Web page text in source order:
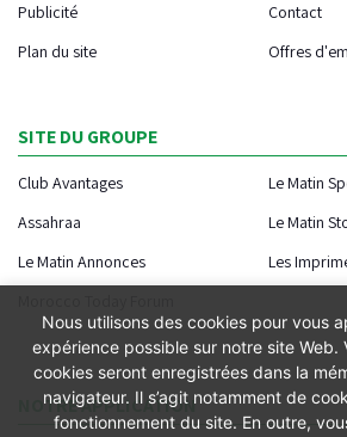
Publicité
Contact
Plan du site
Offres
SITE DU GROUPE
Club Avantages
Le Matin
Assahraa
Le Matin
Le Matin Annonces
Les
NOTRE APPLICATION
Nous utilisons des cookies pour vous
expérience possible sur notre site Web.
cookies seront enregistrées dans la
navigateur. Il s’agit notamment de
fonctionnement du site. En outre,